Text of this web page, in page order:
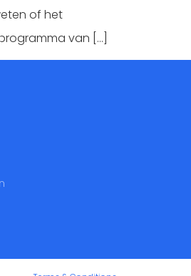
of het
van […]